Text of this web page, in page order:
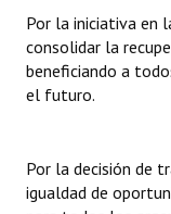
Resoluciones
Resoluciones de
Antiguos
Por la iniciativa en
consolidar la
beneficiando a
el futuro.
Por la decisión de
igualdad de